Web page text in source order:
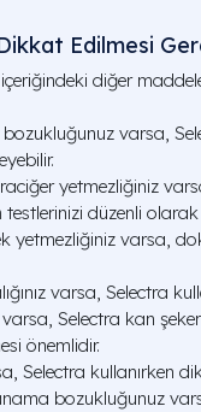
Edilmesi
diğer
varsa,
yetmezliğiniz
düzenli olarak
yetmezliğiniz varsa,
varsa, Selectra
Selectra kan
önemlidir.
Selectra kullanırken
bozukluğunuz